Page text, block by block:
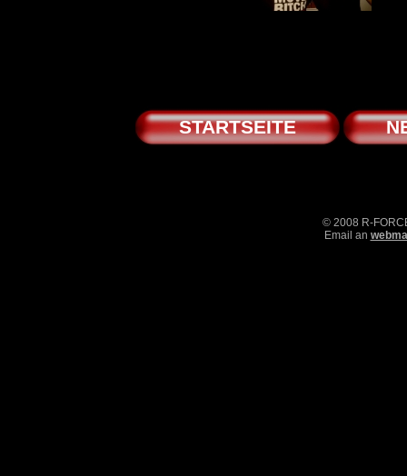
STARTSEITE
© 2008 R-
Email an